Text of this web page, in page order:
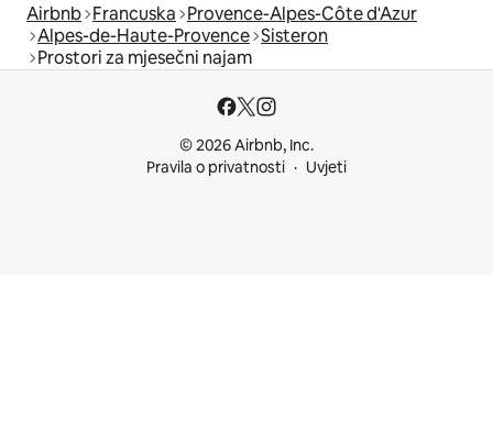
Airbnb Francuska Provence-Alpes-Côte d'Azur
Alpes-de-Haute-Provence Sisteron
Prostori za mjesečni najam
© 2026 Airbnb, Inc.
Pravila o privatnosti
Uvjeti